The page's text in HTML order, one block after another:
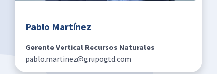
Pablo Martínez
Gerente Vertical Recursos Naturales
pablo.martinez@grupogtd.com